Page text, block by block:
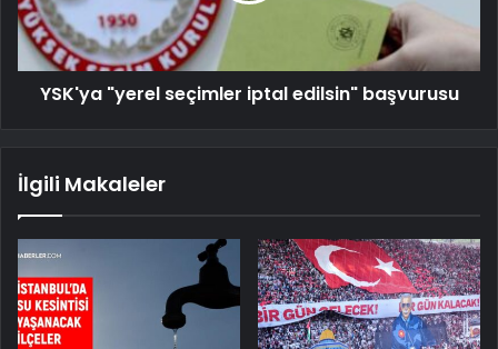
YSK'ya "yerel seçimler iptal edilsin" başvurusu
İlgili Makaleler